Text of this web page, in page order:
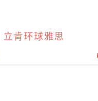
立肯环球雅思